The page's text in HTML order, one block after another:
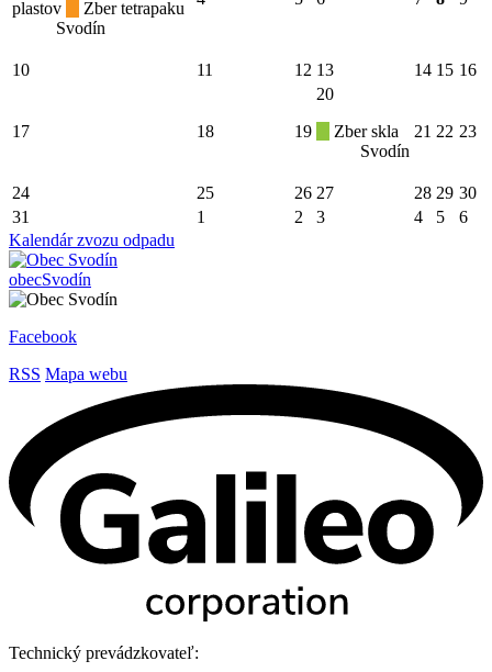
plastov
Zber tetrapaku
Svodín
10 11 12 13 14 15 16
17 18 19
20
Zber skla
Svodín
21 22 23
24 25 26 27 28 29 30
31
1 2 3 4 5
6
Kalendár zvozu odpadu
obecSvodín
Facebook
RSS Mapa webu
Technický prevádzkovateľ: